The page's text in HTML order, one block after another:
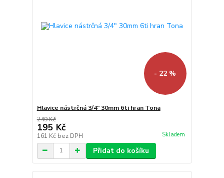
- 22 %
Hlavice nástrčná 3/4" 30mm 6ti hran Tona
249 Kč
195 Kč
161 Kč bez DPH Skladem
Přidat do košíku